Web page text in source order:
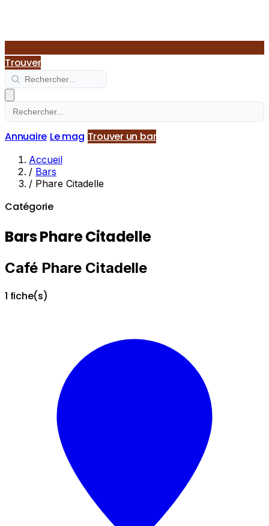
Trouver
Annuaire Le mag Trouver un bar
Accueil
/ Bars
/ Phare Citadelle
Catégorie
Bars Phare Citadelle
Café Phare Citadelle
1 fiche(s)